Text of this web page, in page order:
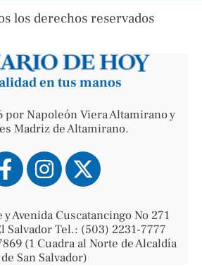
los derechos reservados
en tus manos
por Napoleón Viera Altamirano y
Madriz de Altamirano.
Avenida Cuscatancingo No 271
Salvador Tel.: (503) 2231-7777
(1 Cuadra al Norte de Alcaldía
de San Salvador)